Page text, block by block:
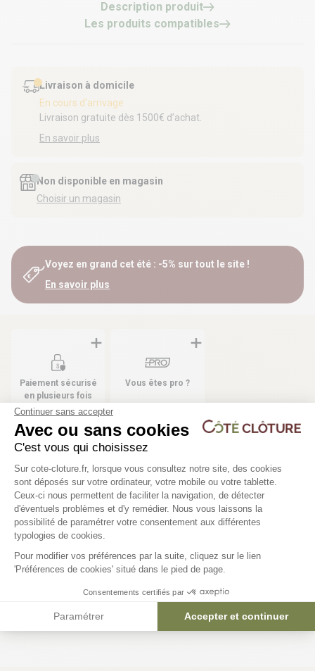
Description produit
Les produits compatibles
Livraison à domicile
En cours d'arrivage
Livraison gratuite dès 1500€ d’achat.
En savoir plus
Non disponible en magasin
Choisir un magasin
Voyez en grand cet été : -5% sur tout le site !
En savoir plus
Paiement sécurisé
en plusieurs fois
sans frais
Vous êtes pro ?
Les produits compatibles
120 déclinaisons
Portail coulissant industriel
1 929,00 €
Continuer sans accepter
Avec ou sans cookies
C'est vous qui choisissez
Plateforme de Gestion du
Sur cote-cloture.fr, lorsque vous consultez notre site, des cookies
sont déposés sur votre ordinateur, votre mobile ou votre tablette.
Ceux-ci nous permettent de faciliter la navigation, de détecter
d'éventuels problèmes et d'y remédier. Nous vous laissons la
possibilité de paramétrer votre consentement aux différentes
typologies de cookies.
Pour modifier vos préférences par la suite, cliquez sur le lien
'Préférences de cookies' situé dans le pied de page.
Consentements certifiés par
Paramétrer Accepter et continuer
Axeptio consent